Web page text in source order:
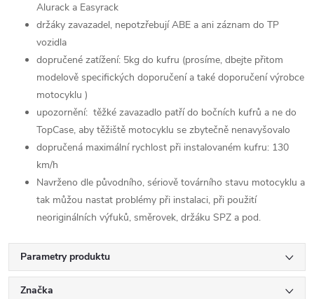
Alurack a Easyrack
držáky zavazadel, nepotzřebují ABE a ani záznam do TP
vozidla
dopručené zatížení: 5kg do kufru (prosíme, dbejte přitom
modelově specifických doporučení a také doporučení výrobce
motocyklu )
upozornění: těžké zavazadlo patří do bočních kufrů a ne do
TopCase, aby těžiště motocyklu se zbytečně nenavyšovalo
dopručená maximální rychlost při instalovaném kufru: 130
km/h
Navrženo dle původního, sériově továrního stavu motocyklu a
tak můžou nastat problémy při instalaci, při použití
neoriginálních výfuků, směrovek, držáku SPZ a pod.
Parametry produktu
Značka